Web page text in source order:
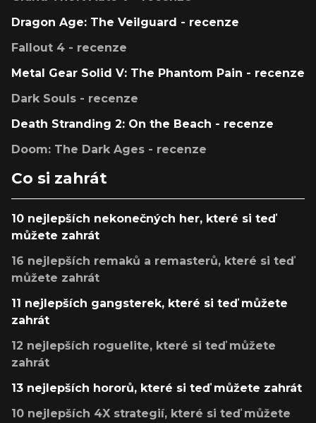
Dragon Age: The Veilguard - recenze
Fallout 4 - recenze
Metal Gear Solid V: The Phantom Pain - recenze
Dark Souls - recenze
Death Stranding 2: On the Beach - recenze
Doom: The Dark Ages - recenze
Co si zahrát
10 nejlepších nekonečných her, které si teď
můžete zahrát
16 nejlepších remaků a remasterů, které si teď
můžete zahrát
11 nejlepších gangsterek, které si teď můžete
zahrát
12 nejlepších roguelite, které si teď můžete
zahrát
13 nejlepších hororů, které si teď můžete zahrát
10 nejlepších 4X strategií, které si teď můžete